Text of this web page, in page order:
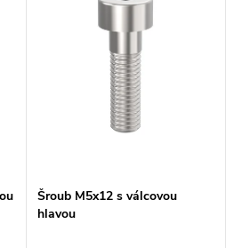
Šroub M5x12 s válcovou
hlavou